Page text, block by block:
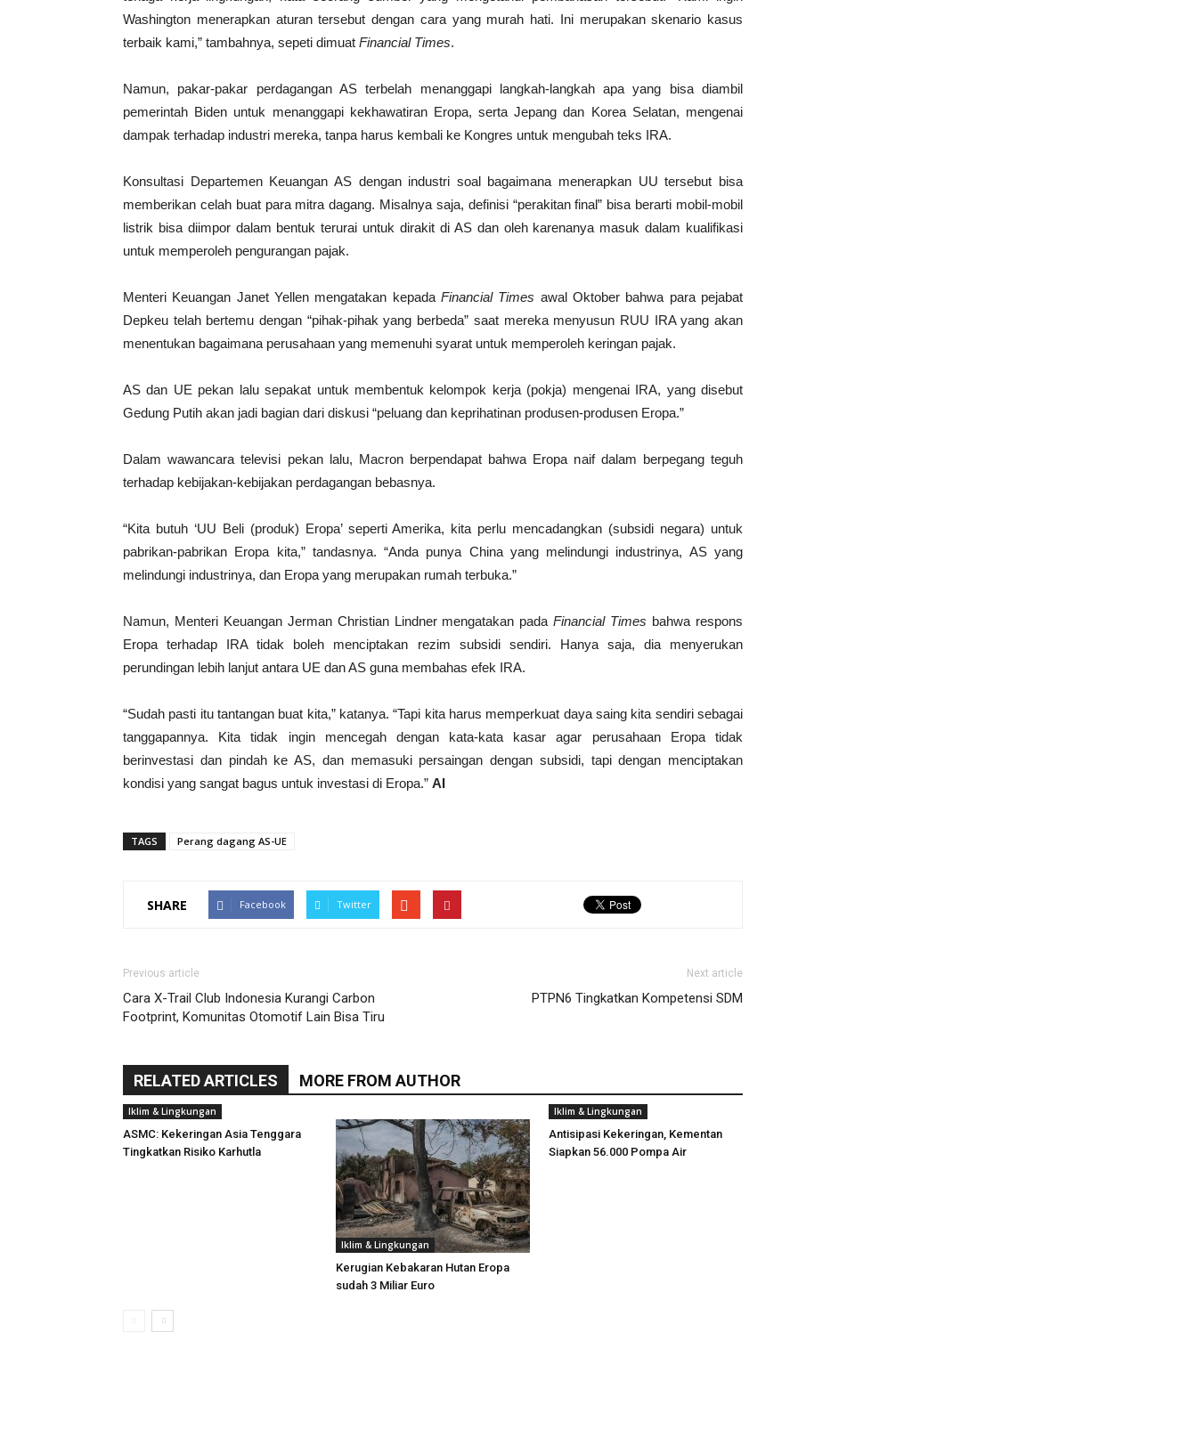
Washington menerapkan aturan tersebut dengan cara yang murah hati. Ini merupakan skenario kasus
terbaik kami,” tambahnya, sepeti dimuat Financial Times.
Namun, pakar-pakar perdagangan AS terbelah menanggapi langkah-langkah apa yang bisa diambil
pemerintah Biden untuk menanggapi kekhawatiran Eropa, serta Jepang dan Korea Selatan, mengenai
dampak terhadap industri mereka, tanpa harus kembali ke Kongres untuk mengubah teks IRA.
Konsultasi Departemen Keuangan AS dengan industri soal bagaimana menerapkan UU tersebut bisa
memberikan celah buat para mitra dagang. Misalnya saja, definisi “perakitan final” bisa berarti mobil-mobil
listrik bisa diimpor dalam bentuk terurai untuk dirakit di AS dan oleh karenanya masuk dalam kualifikasi
untuk memperoleh pengurangan pajak.
Menteri Keuangan Janet Yellen mengatakan kepada Financial Times awal Oktober bahwa para pejabat
Depkeu telah bertemu dengan “pihak-pihak yang berbeda” saat mereka menyusun RUU IRA yang akan
menentukan bagaimana perusahaan yang memenuhi syarat untuk memperoleh keringan pajak.
AS dan UE pekan lalu sepakat untuk membentuk kelompok kerja (pokja) mengenai IRA, yang disebut
Gedung Putih akan jadi bagian dari diskusi “peluang dan keprihatinan produsen-produsen Eropa.”
Dalam wawancara televisi pekan lalu, Macron berpendapat bahwa Eropa naif dalam berpegang teguh
terhadap kebijakan-kebijakan perdagangan bebasnya.
“Kita butuh ‘UU Beli (produk) Eropa’ seperti Amerika, kita perlu mencadangkan (subsidi negara) untuk
pabrikan-pabrikan Eropa kita,” tandasnya. “Anda punya China yang melindungi industrinya, AS yang
melindungi industrinya, dan Eropa yang merupakan rumah terbuka.”
Namun, Menteri Keuangan Jerman Christian Lindner mengatakan padaFinancial Times bahwa respons
Eropa terhadap IRA tidak boleh menciptakan rezim subsidi sendiri. Hanya saja, dia menyerukan
perundingan lebih lanjut antara UE dan AS guna membahas efek IRA.
“Sudah pasti itu tantangan buat kita,” katanya. “Tapi kita harus memperkuat daya saing kita sendiri sebagai
tanggapannya. Kita tidak ingin mencegah dengan kata-kata kasar agar perusahaan Eropa tidak
berinvestasi dan pindah ke AS, dan memasuki persaingan dengan subsidi, tapi dengan menciptakan
kondisi yang sangat bagus untuk investasi di Eropa.” AI
TAGS Perang dagang AS-UE
SHARE Facebook Twitter
Previous article
Cara X-Trail Club Indonesia Kurangi Carbon
Footprint, Komunitas Otomotif Lain Bisa Tiru
Next article
PTPN6 Tingkatkan Kompetensi SDM
RELATED ARTICLES MORE FROM AUTHOR
Iklim & Lingkungan
ASMC: Kekeringan Asia Tenggara
Tingkatkan Risiko Karhutla
Iklim & Lingkungan
Kerugian Kebakaran Hutan Eropa
sudah 3 Miliar Euro
Iklim & Lingkungan
Antisipasi Kekeringan, Kementan
Siapkan 56.000 Pompa Air